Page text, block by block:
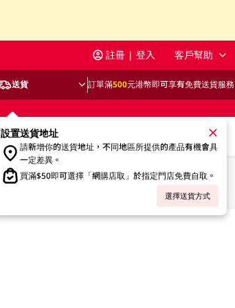
註冊 | 登入 客戶幫助
送貨 訂單滿500元港幣即可享有免費送貨服務
設置送貨地址
請新增你的送貨地址，不同地區所提供的產品有機會具
一定差異。
買滿$50即可選擇「網購店取」於指定門店免費自取。
選擇送貨方式